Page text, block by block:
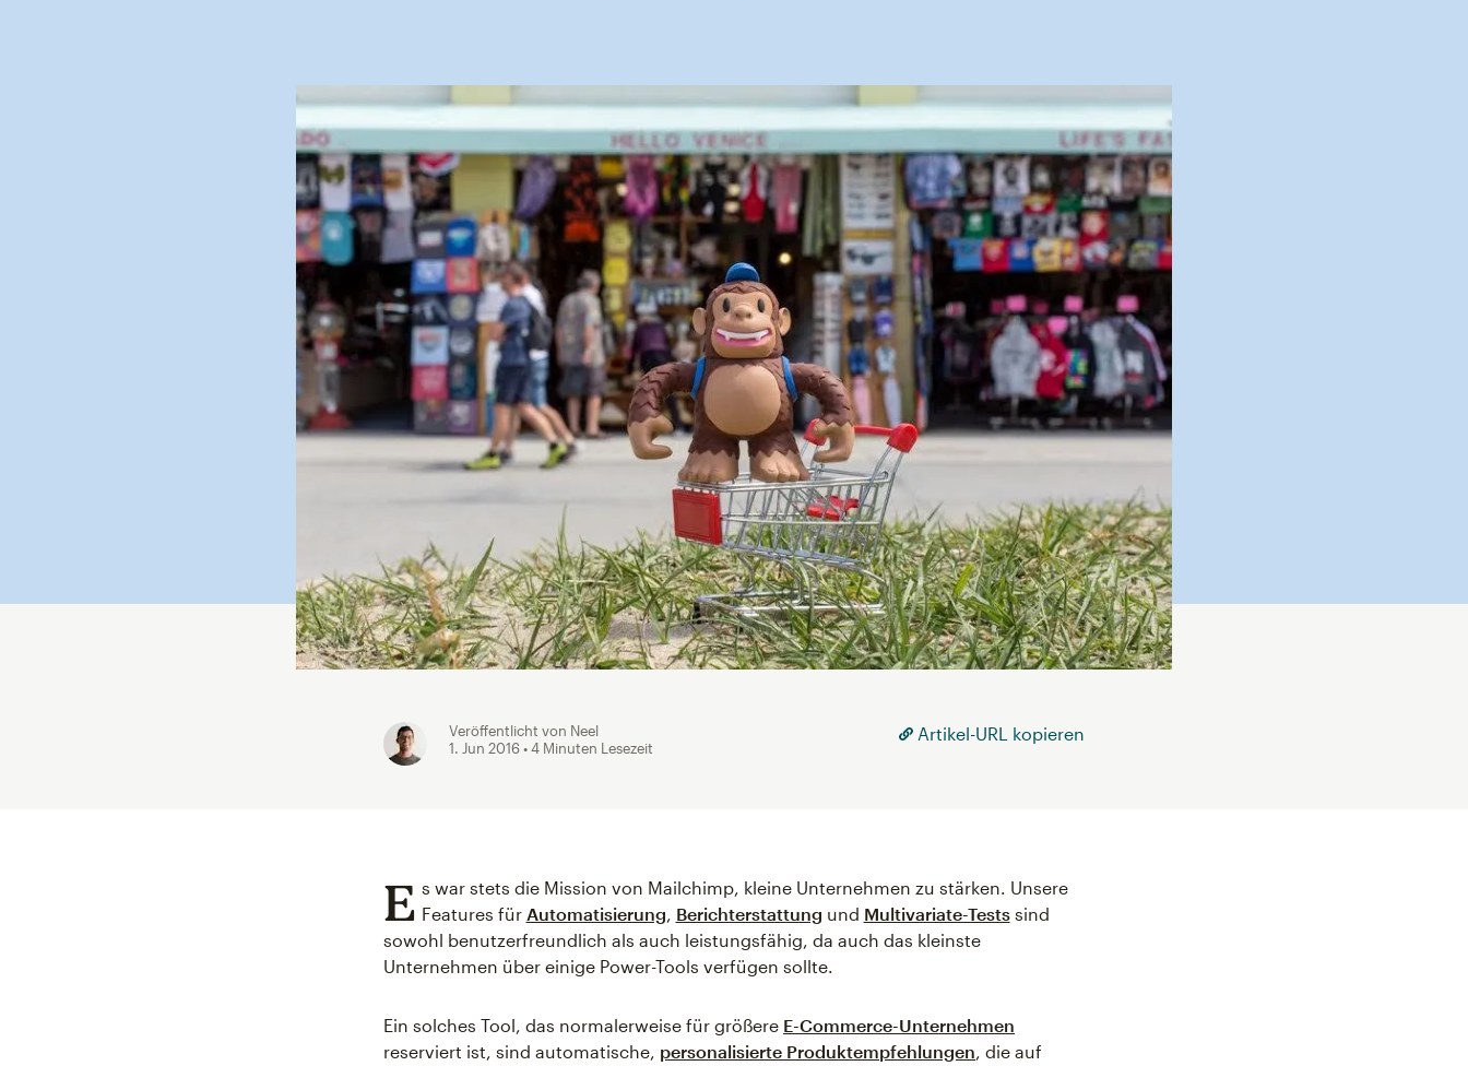
Veröffentlicht von Neel
1. Jun 2016• 4 Minuten Lesezeit
Artikel-URL kopieren
E s war stets die Mission von Mailchimp, kleine Unternehmen zu stärken. Unsere
Features für Automatisierung, Berichterstattung und Multivariate-Testssind
sowohl benutzerfreundlich als auch leistungsfähig, da auch das kleinste
Unternehmen über einige Power-Tools verfügen sollte.
Ein solches Tool, das normalerweise für größere E-Commerce-Unternehmen
reserviert ist, sind automatische, personalisierte Produktempfehlungen, die auf